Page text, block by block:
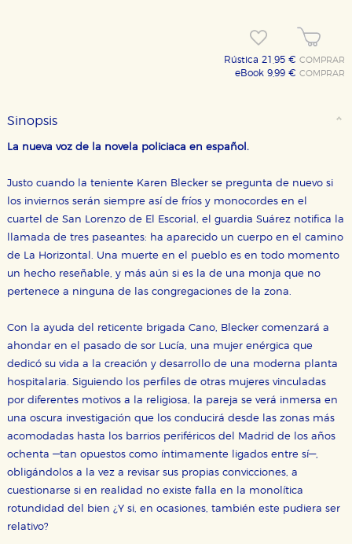
Rústica 21,95 €COMPRAR
eBook 9,99 €COMPRAR
Sinopsis
La nueva voz de la novela policiaca en español.
Justo cuando la teniente Karen Blecker se pregunta de nuevo si
los inviernos serán siempre así de fríos y monocordes en el
cuartel de San Lorenzo de El Escorial, el guardia Suárez notifica la
llamada de tres paseantes: ha aparecido un cuerpo en el camino
de La Horizontal. Una muerte en el pueblo es en todo momento
un hecho reseñable, y más aún si es la de una monja que no
pertenece a ninguna de las congregaciones de la zona.
Con la ayuda del reticente brigada Cano, Blecker comenzará a
ahondar en el pasado de sor Lucía, una mujer enérgica que
dedicó su vida a la creación y desarrollo de una moderna planta
hospitalaria. Siguiendo los perfiles de otras mujeres vinculadas
por diferentes motivos a la religiosa, la pareja se verá inmersa en
una oscura investigación que los conducirá desde las zonas más
acomodadas hasta los barrios periféricos del Madrid de los años
ochenta —tan opuestos como íntimamente ligados entre sí—,
obligándolos a la vez a revisar sus propias convicciones, a
cuestionarse si en realidad no existe falla en la monolítica
rotundidad del bien ¿Y si, en ocasiones, también este pudiera ser
relativo?